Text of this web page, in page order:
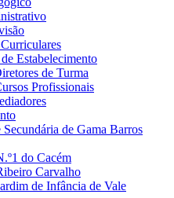
Estabelecimento
de Turma
Profissionais
Secundária de Gama Barros
do Cacém
Carvalho
de Infância de Vale